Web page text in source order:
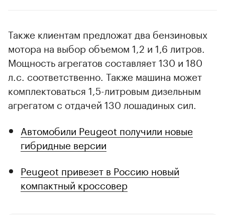
Также клиентам предложат два бензиновых
мотора на выбор объемом 1,2 и 1,6 литров.
Мощность агрегатов составляет 130 и 180
л.с. соответственно. Также машина может
комплектоваться 1,5-литровым дизельным
агрегатом с отдачей 130 лошадиных сил.
Автомобили Peugeot получили новые
гибридные версии
Peugeot привезет в Россию новый
компактный кроссовер